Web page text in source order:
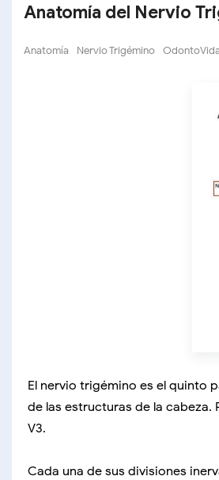
Anatomía del Nervio
Anatomía Nervio Trigémino OdontoVida
El nervio trigémino es el quinto
de las estructuras de la cabeza.
V3.
Cada una de sus divisiones